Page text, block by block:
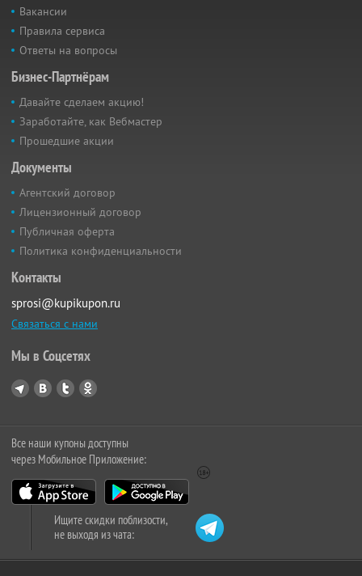
Вакансии
Правила сервиса
Ответы на вопросы
Бизнес-Партнёрам
Давайте сделаем акцию!
Заработайте, как Вебмастер
Прошедшие акции
Документы
Агентский договор
Лицензионный договор
Публичная оферта
Политика конфиденциальности
Контакты
sprosi@kupikupon.ru
Связаться с нами
Мы в Соцсетях
Все наши купоны доступны
через Мобильное Приложение:
Ищите скидки поблизости,
не выходя из чата: